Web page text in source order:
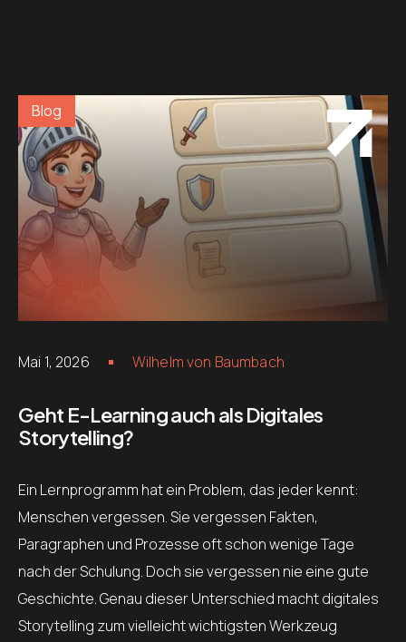
Blog
Mai 1, 2026 Wilhelm von Baumbach
Geht E-Learning auch als Digitales
Storytelling?
Ein Lernprogramm hat ein Problem, das jeder kennt:
Menschen vergessen. Sie vergessen Fakten,
Paragraphen und Prozesse oft schon wenige Tage
nach der Schulung. Doch sie vergessen nie eine gute
Geschichte. Genau dieser Unterschied macht digitales
Storytelling zum vielleicht wichtigsten Werkzeug